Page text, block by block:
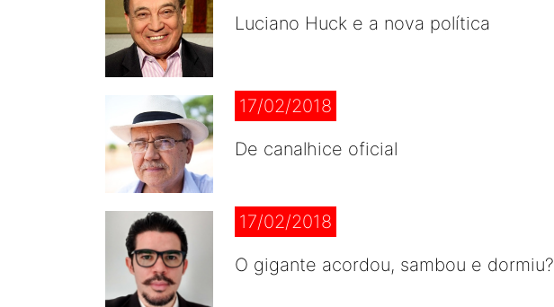
Luciano Huck e a nova política
17/02/2018
De canalhice oficial
17/02/2018
O gigante acordou, sambou e dormiu?